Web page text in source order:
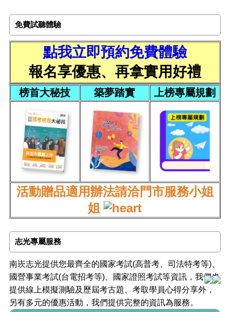
免費試聽體驗
點我立即預約免費體驗
報名享優惠、再拿實用好禮
榜首大秘技 築夢踏實 上榜專屬規劃
活動贈品適用辦法請洽門市服務小姐
姐
志光專屬服務
南崁志光提供您最齊全的國家考試(高普考、司法特考等)、
國營事業考試(台電招考等)、國家證照考試等資訊，我們也
提供線上模擬測驗及歷屆考古題、考取學員心得分享外，
另有多元的優惠活動，我們提供完整的資訊為服務。